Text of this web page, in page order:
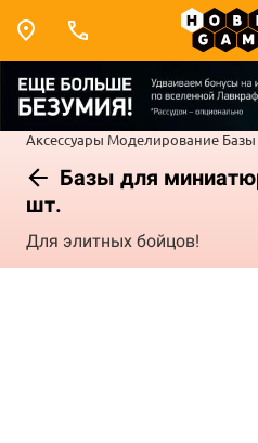
Аксессуары Моделирование Базы
Базы для
шт.
Для элитных бойцов!